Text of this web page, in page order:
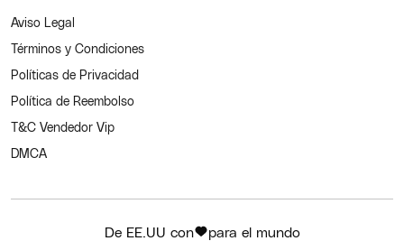
Aviso Legal
Términos y Condiciones
Políticas de Privacidad
Política de Reembolso
T&C Vendedor Vip
DMCA
De EE.UU con para el mundo